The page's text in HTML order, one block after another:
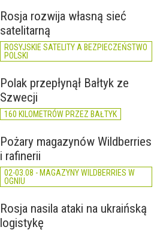
Rosja rozwija własną sieć
satelitarną
ROSYJSKIE SATELITY A BEZPIECZEŃSTWO
POLSKI
Polak przepłynął Bałtyk ze
Szwecji
160 KILOMETRÓW PRZEZ BAŁTYK
Pożary magazynów Wildberries
i rafinerii
02-03.08 - MAGAZYNY WILDBERRIES W
OGNIU
Rosja nasila ataki na ukraińską
logistykę